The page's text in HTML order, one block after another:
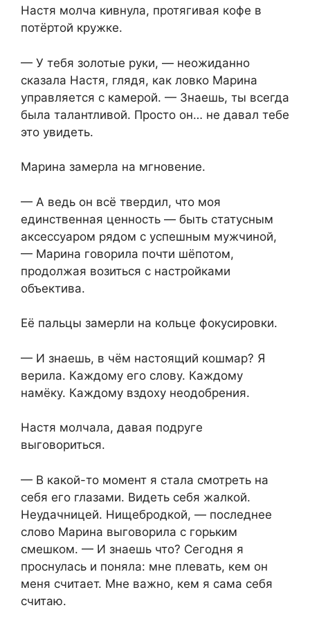
Настя молча кивнула, протягивая кофе в
потёртой кружке.
— У тебя золотые руки, — неожиданно
сказала Настя, глядя, как ловко Марина
управляется с камерой. — Знаешь, ты всегда
была талантливой. Просто он… не давал тебе
это увидеть.
Марина замерла на мгновение.
— А ведь он всё твердил, что моя
единственная ценность — быть статусным
аксессуаром рядом с успешным мужчиной,
— Марина говорила почти шёпотом,
продолжая возиться с настройками
объектива.
Её пальцы замерли на кольце фокусировки.
— И знаешь, в чём настоящий кошмар? Я
верила. Каждому его слову. Каждому
намёку. Каждому вздоху неодобрения.
Настя молчала, давая подруге
выговориться.
— В какой-то момент я стала смотреть на
себя его глазами. Видеть себя жалкой.
Неудачницей. Нищебродкой, — последнее
слово Марина выговорила с горьким
смешком. — И знаешь что? Сегодня я
проснулась и поняла: мне плевать, кем он
меня считает. Мне важно, кем я сама себя
считаю.